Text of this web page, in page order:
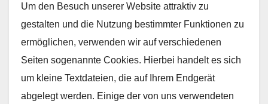
Um den Besuch unserer Website attraktiv zu
gestalten und die Nutzung bestimmter Funktionen zu
ermöglichen, verwenden wir auf verschiedenen
Seiten sogenannte Cookies. Hierbei handelt es sich
um kleine Textdateien, die auf Ihrem Endgerät
abgelegt werden. Einige der von uns verwendeten